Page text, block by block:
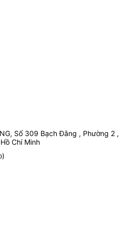
Số 309 Bạch Đằng , Phường 2 ,
Chí Minh